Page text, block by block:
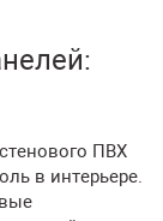
ПВХ
в интерьере.